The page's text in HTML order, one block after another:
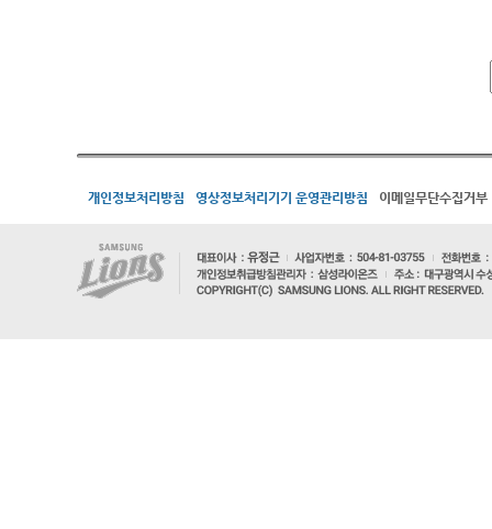
개인정보처리방침 영상정보처리기기 운영관리방침 이메일무단수집거부